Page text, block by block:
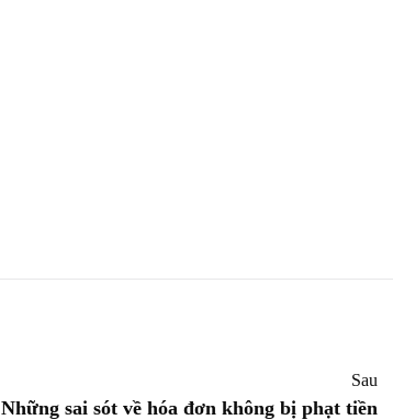
Sau
Những sai sót về hóa đơn không bị phạt tiền